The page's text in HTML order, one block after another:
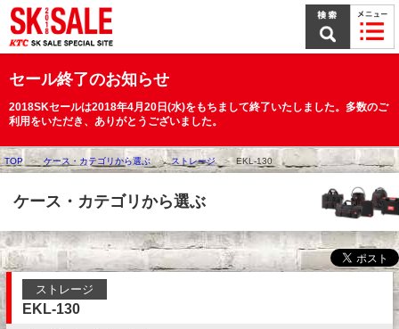
本
文
ま
で
ッ
プ
セール終了のお知らせ
2018SKセールは2018年4月20日(水)をもちまして終了いたしました。多数のご
利用をいただき、ありがとうございました。
TOP ケース・カテゴリから選ぶ ストレージ EKL-130
ケース・カテゴリから選ぶ
ストレージ
EKL-130